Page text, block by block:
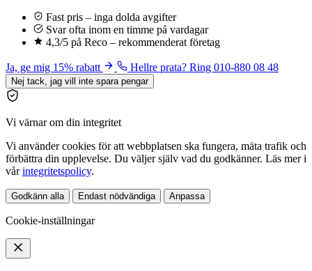
Fast pris – inga dolda avgifter
Svar ofta inom en timme på vardagar
4,3/5 på Reco – rekommenderat företag
Ja, ge mig 15% rabatt Hellre prata? Ring 010-880 08 48
Nej tack, jag vill inte spara pengar
Vi värnar om din integritet
Vi använder cookies för att webbplatsen ska fungera, mäta trafik och
förbättra din upplevelse. Du väljer själv vad du godkänner. Läs mer i
vårintegritetspolicy.
Godkänn alla Endast nödvändiga Anpassa
Cookie-inställningar